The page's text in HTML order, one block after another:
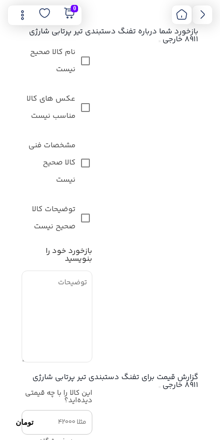
0
بازخورد شما درباره تفنگ دستبندی تیر پرتابی شارژی
8911 خارجی
نام کالا صحیح
نیست
عکس های کالا
مناسب نیست
مشخصات فنی
کالا صحیح
نیست
توضیحات کالا
صحیح نیست
بازخورد خود را
بنویسید
ثبت اطلاعات
گزارش قیمت برای تفنگ دستبندی تیر پرتابی شارژی
8911 خارجی
این کالا را با چه قیمتی
دیده‌اید؟
تومان